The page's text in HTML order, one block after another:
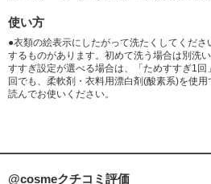
使い方
●衣類の絵表示にしたがって洗たくしてくだ
するものがあります。初めて洗う場合は別洗
すすぎ設定が選べる場合は、「ためすすぎ1
回でも、柔軟剤・衣料用漂白剤(酸素系)を使
読んでお使いください。
@cosmeクチコミ評価